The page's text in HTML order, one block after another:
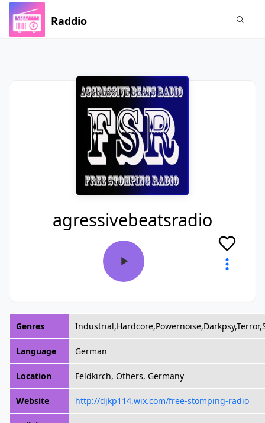
Raddio
agressivebeatsradio
Genres
Language German
Location Feldkirch, Others, Germany
Website http://djkp114.wix.com/free-stomping-radio